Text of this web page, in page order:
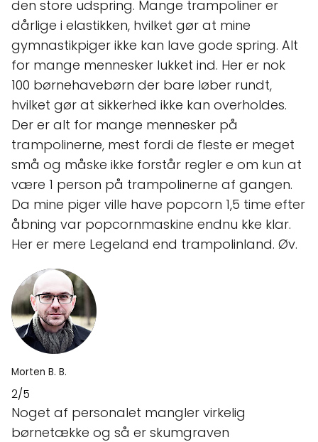
den store udspring. Mange trampoliner er
dårlige i elastikken, hvilket gør at mine
gymnastikpiger ikke kan lave gode spring. Alt
for mange mennesker lukket ind. Her er nok
100 børnehavebørn der bare løber rundt,
hvilket gør at sikkerhed ikke kan overholdes.
Der er alt for mange mennesker på
trampolinerne, mest fordi de fleste er meget
små og måske ikke forstår regler e om kun at
være 1 person på trampolinerne af gangen.
Da mine piger ville have popcorn 1,5 time efter
åbning var popcornmaskine endnu kke klar.
Her er mere Legeland end trampolinland. Øv.
Morten B. B.
2/5
Noget af personalet mangler virkelig
børnetække og så er skumgraven